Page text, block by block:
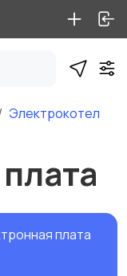
Электрокотел
плата